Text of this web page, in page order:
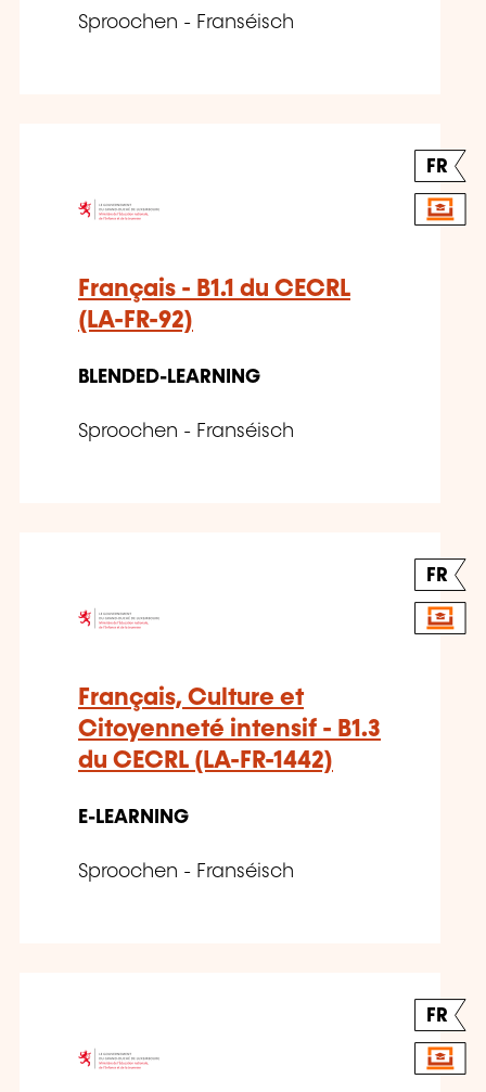
Sproochen - Franséisch
FR
Français - B1.1 du CECRL
(LA-FR-92)
BLENDED-LEARNING
Sproochen - Franséisch
FR
Français, Culture et
Citoyenneté intensif - B1.3
du CECRL (LA-FR-1442)
E-LEARNING
Sproochen - Franséisch
FR